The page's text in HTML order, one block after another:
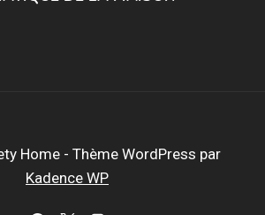
Home - Thème WordPress par
Kadence WP